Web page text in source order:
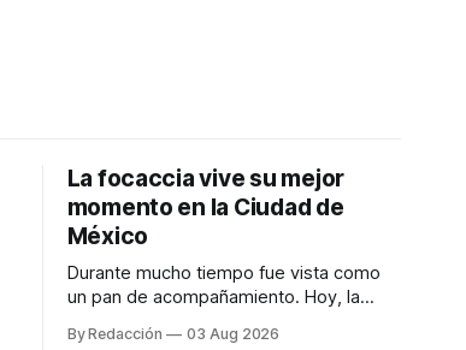
La focaccia vive su mejor
momento en la Ciudad de
México
Durante mucho tiempo fue vista como
un pan de acompañamiento. Hoy, la
platillos favoritos de quienes buscan
By Redacción 03 Aug 2026